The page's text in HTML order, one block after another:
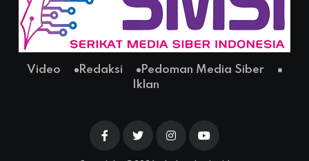
Video Redaksi
Pedoman Media Siber
Iklan